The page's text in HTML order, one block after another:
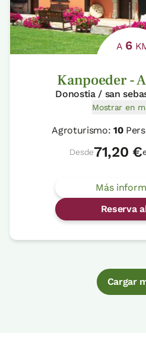
A 6
Kanpoeder -
Donostia / san
Mostrar en
Agroturismo:10
Desde71,20 €
Más
Reserva
Cargar